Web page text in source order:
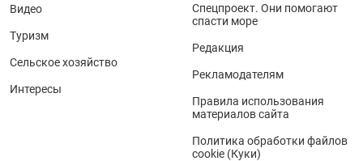
Видео
Туризм
Сельское хозяйство
Интересы
Спецпроект. Они помогают
спасти море
Редакция
Рекламодателям
Правила использования
материалов сайта
Политика обработки файлов
cookie (Куки)